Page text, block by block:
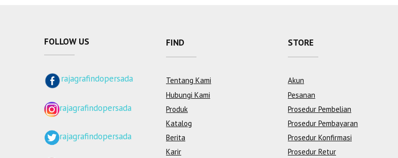
FOLLOW US
rajagrafindopersada
rajagrafindopersada
rajagrafindopersada
FIND
Tentang Kami
Hubungi Kami
Produk
Katalog
Berita
Karir
STORE
Akun
Pesanan
Prosedur Pembelian
Prosedur Pembayaran
Prosedur Konfirmasi
Prosedur Retur